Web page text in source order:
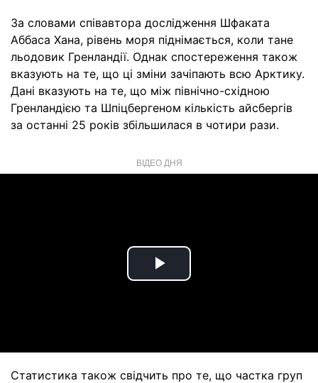
За словами співавтора дослідження Шфаката
Аббаса Хана, рівень моря піднімається, коли тане
льодовик Гренландії. Однак спостереження також
вказують на те, що ці зміни зачіпають всю Арктику.
Дані вказують на те, що між північно-східною
Гренландією та Шпіцбергеном кількість айсбергів
за останні 25 років збільшилася в чотири рази.
ВІДЕО ДНЯ
Play
Статистика також свідчить про те, що частка груп